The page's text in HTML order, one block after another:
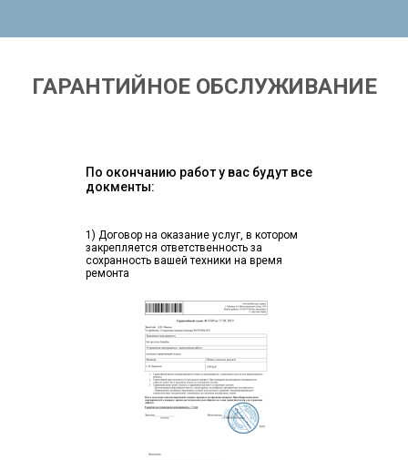
ГАРАНТИЙНОЕ ОБСЛУЖИВАНИЕ
По окончанию работ у вас будут все
докменты:
1) Договор на оказание услуг, в котором
закрепляется ответственность за
сохранность вашей техники на время
ремонта